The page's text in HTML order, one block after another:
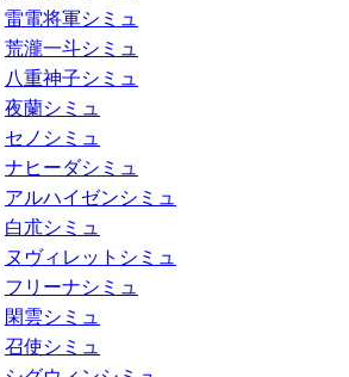
雷電将軍シミュ
荒瀧一斗シミュ
八重神子シミュ
夜蘭シミュ
セノシミュ
ナヒーダシミュ
アルハイゼンシミュ
白朮シミュ
ヌヴィレットシミュ
フリーナシミュ
閑雲シミュ
召使シミュ